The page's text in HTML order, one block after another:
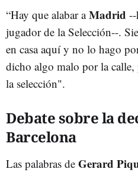
“Hay que alabar aMadrid
jugador de la Selección--.
en casa aquí y no lo hago
dicho algo malo por la
la selección".
Debate sobre la
Barcelona
Las palabras de Gerard